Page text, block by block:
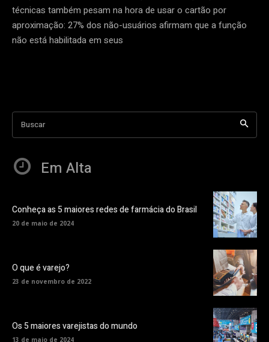
técnicas também pesam na hora de usar o cartão por
aproximação: 27% dos não-usuários afirmam que a função
não está habilitada em seus
Buscar
Em Alta
Conheça as 5 maiores redes de farmácia do Brasil
20 de maio de 2024
O que é varejo?
23 de novembro de 2022
Os 5 maiores varejistas do mundo
13 de maio de 2024